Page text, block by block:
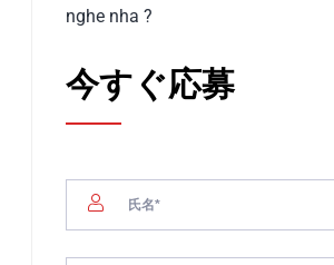
nghe nha?
今すぐ応募